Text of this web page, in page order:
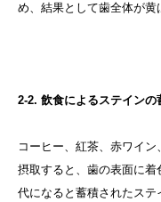
め、結果として歯全体が黄
2-2. 飲食によるステインの
コーヒー、紅茶、赤ワイ
摂取すると、歯の表面に
代になると蓄積されたス